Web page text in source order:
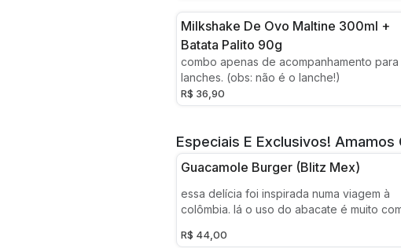
Milkshake De Ovo Maltine 300ml +
Batata Palito 90g
combo apenas de acompanhamento para
lanches. (obs: não é o lanche!)
R$ 36,90
Especiais E Exclusivos! Amamos
Guacamole Burger (blitz Mex)
essa delícia foi inspirada numa viagem à
colômbia. lá o uso do abacate é muito
vocês. a combinação é perfeita: pão da
R$ 44,00